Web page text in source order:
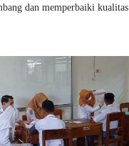
dan memperbaiki